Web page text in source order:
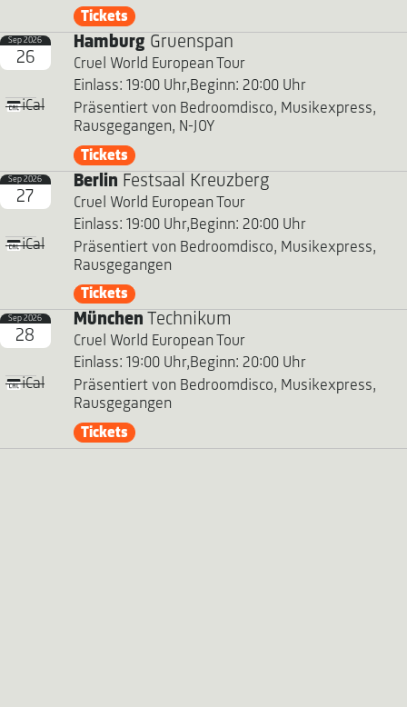
Tickets
Sep 2026
26
iCal
Hamburg Gruenspan
Cruel World European Tour
Einlass: 19:00 Uhr,Beginn: 20:00 Uhr
Präsentiert von Bedroomdisco, Musikexpress,
Rausgegangen, N-JOY
Tickets
Sep 2026
27
iCal
Berlin Festsaal Kreuzberg
Cruel World European Tour
Einlass: 19:00 Uhr,Beginn: 20:00 Uhr
Präsentiert von Bedroomdisco, Musikexpress,
Rausgegangen
Tickets
Sep 2026
28
iCal
München Technikum
Cruel World European Tour
Einlass: 19:00 Uhr,Beginn: 20:00 Uhr
Präsentiert von Bedroomdisco, Musikexpress,
Rausgegangen
Tickets